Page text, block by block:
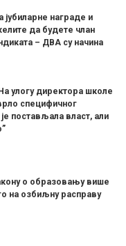
награде и
да будете члан
– ДВА су начина
улогу директора школе
специфичног
постављала власт, али
о образовању више
на озбиљну расправу